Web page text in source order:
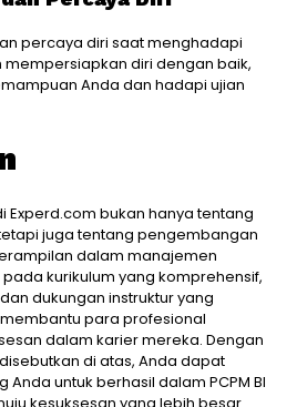
percaya diri saat menghadapi
mempersiapkan diri dengan baik,
Anda dan hadapi ujian
Experd.com bukan hanya tentang
juga tentang pengembangan
dalam manajemen
kurikulum yang komprehensif,
dukungan instruktur yang
para profesional
dalam karier mereka. Dengan
di atas, Anda dapat
untuk berhasil dalam PCPM BI